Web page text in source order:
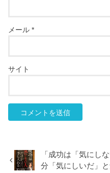
メール*
サイト
「成功は「気にし
分「気にしいだ」